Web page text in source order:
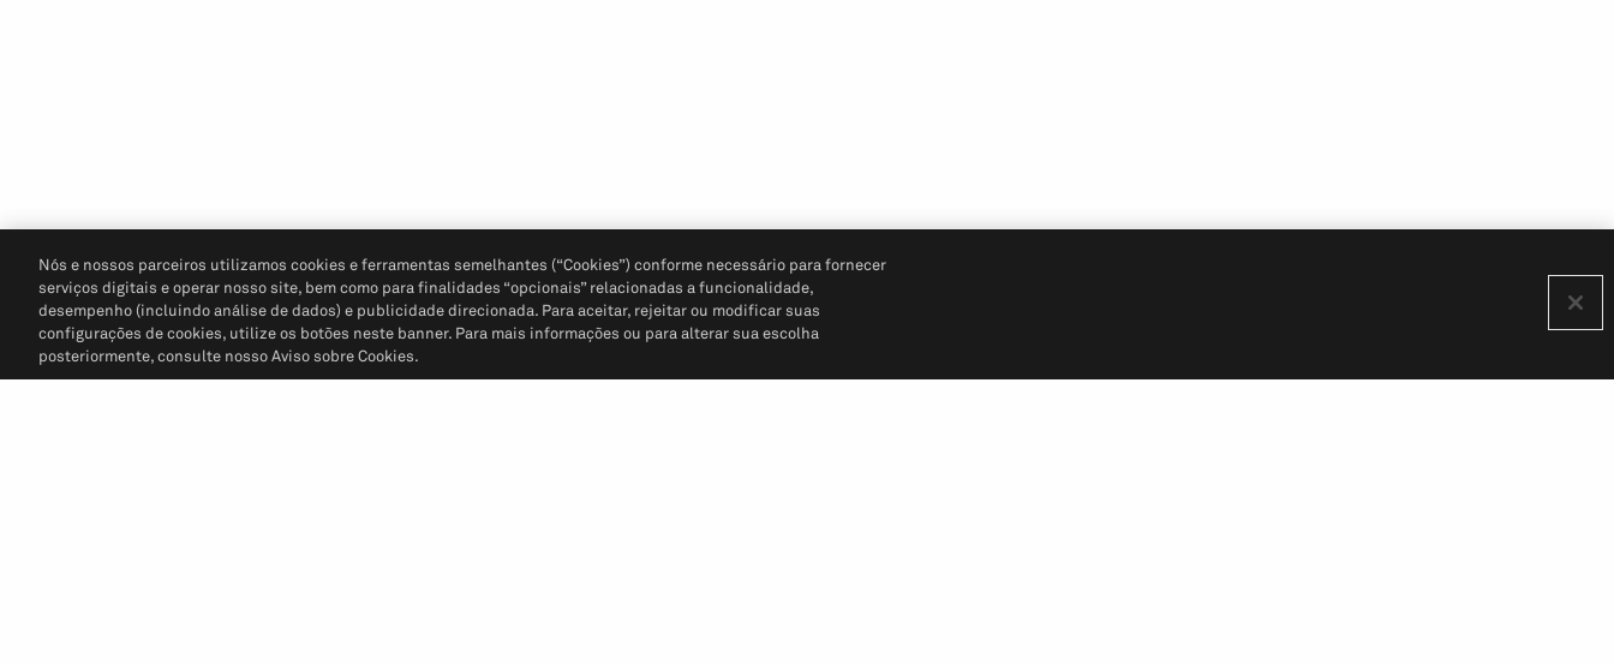
Nós e nossos parceiros utilizamos cookies e ferramentas semelhantes (“Cookies”) conforme necessário para fornecer
serviços digitais e operar nosso site, bem como para finalidades “opcionais” relacionadas a funcionalidade,
desempenho (incluindo análise de dados) e publicidade direcionada. Para aceitar, rejeitar ou modificar suas
configurações de cookies, utilize os botões neste banner. Para mais informações ou para alterar sua escolha
posteriormente, consulte nosso Aviso sobre Cookies.